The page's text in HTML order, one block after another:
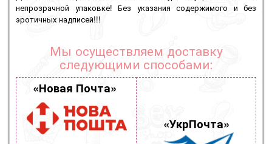
непрозрачной упаковке! Без указания содержимого и без
эротичных надписей!!!
Мы осуществляем доставку
следующими способами:
«Новая Почта»
«УкрПочта»